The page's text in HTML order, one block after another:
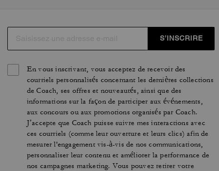
S’INSCRIRE
En vous inscrivant, vous acceptez de recevoir des
courriels personnalisés concernant les dernières collections
de Coach, ses offres et nouveautés, ainsi que des
informations sur la façon de participer aux événements,
aux concours ou aux promotions organisés par Coach.
J’accepte que Coach puisse suivre mes interactions avec
ces courriels (comme leur ouverture et leurs clics) afin de
mesurer l'engagement vis-à-vis de nos communications,
personnaliser leur contenu et améliorer la performance de
nos campagnes marketing. Vous pouvez retirer votre